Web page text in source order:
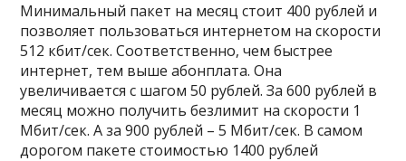
Минимальный пакет на месяц стоит 400 рублей и
позволяет пользоваться интернетом на скорости
512 кбит/сек. Соответственно, чем быстрее
интернет, тем выше абонплата. Она
увеличивается с шагом 50 рублей. За 600 рублей в
месяц можно получить безлимит на скорости 1
Мбит/сек. А за 900 рублей – 5 Мбит/сек. В самом
дорогом пакете стоимостью 1400 рублей